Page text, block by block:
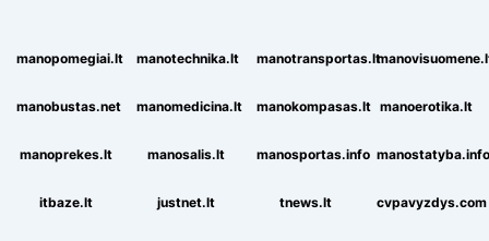
manopomegiai.lt manotechnika.lt manotransportas.lt
manobustas.net manomedicina.lt manokompasas.lt manoerotika.lt
manoprekes.lt manosalis.lt manosportas.info manostatyba.info
itbaze.lt justnet.lt tnews.lt cvpavyzdys.com